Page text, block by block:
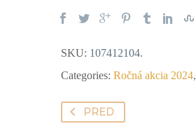
SKU: 107412104.
Categories: Ročná akcia 2024,
PRED